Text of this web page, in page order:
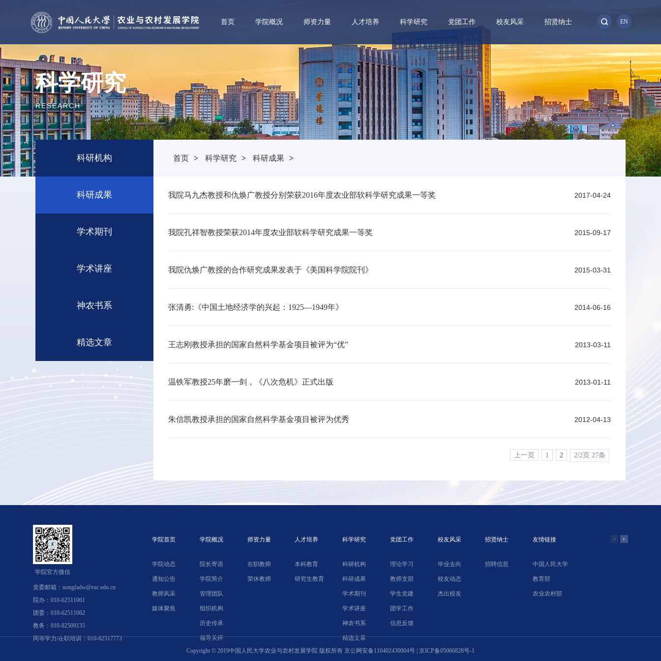
首页 学院概况 师资力量 人才培养 科学研究 党团工作 校友风采 招贤纳士 EN
科学研究
RESEARCH
科研机构
科研成果
学术期刊
学术讲座
神农书系
精选文章
首页 > 科学研究 > 科研成果 >
我院马九杰教授和仇焕广教授分别荣获2016年度农业部软科学研究成果一等奖 2017-04-24
我院孔祥智教授荣获2014年度农业部软科学研究成果一等奖 2015-09-17
我院仇焕广教授的合作研究成果发表于《美国科学院院刊》 2015-03-31
张清勇:《中国土地经济学的兴起：1925—1949年》 2014-06-16
王志刚教授承担的国家自然科学基金项目被评为“优” 2013-03-11
温铁军教授25年磨一剑，《八次危机》正式出版 2013-01-11
朱信凯教授承担的国家自然科学基金项目被评为优秀 2012-04-13
上一页 1 2 2/2页 27条
学院官方微信
党委邮箱：nongfadw@ruc.edu.cn
院办：010-62511061
团委：010-62511062
教务：010-82509135
同等学力/在职培训：010-62517773
学院首页
学院动态
通知公告
教师风采
媒体聚焦
学院概况
院长寄语
学院简介
管理团队
组织机构
历史传承
领导关怀
师资力量
在职教师
荣休教师
人才培养
本科教育
研究生教育
科学研究
科研机构
科研成果
学术期刊
学术讲座
神农书系
精选文章
党团工作
理论学习
教师支部
学生党建
团学工作
信息反馈
校友风采
毕业去向
校友动态
杰出校友
招贤纳士
招聘信息
友情链接
中国人民大学
教育部
农业农村部
Copyright © 2019中国人民大学农业与农村发展学院 版权所有 京公网安备110402430004号 京ICP备05066828号-1